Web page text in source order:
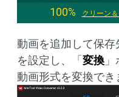
100%
クリーン
動画を追加して保
を設定し、「 変換
動画形式を変換でき